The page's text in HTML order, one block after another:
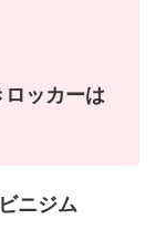
ッカーは
ニジム